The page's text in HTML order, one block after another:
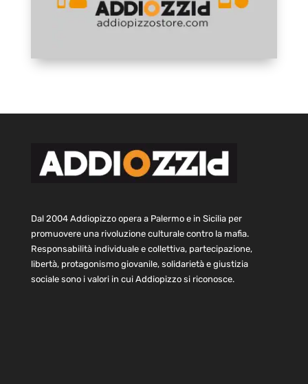
Dal 2004 Addiopizzo opera a Palermo e in Sicilia per
promuovere una rivoluzione culturale contro la mafia.
Responsabilità individuale e collettiva, partecipazione,
libertà, protagonismo giovanile, solidarietà e giustizia
sociale sono i valori in cui Addiopizzo si riconosce.